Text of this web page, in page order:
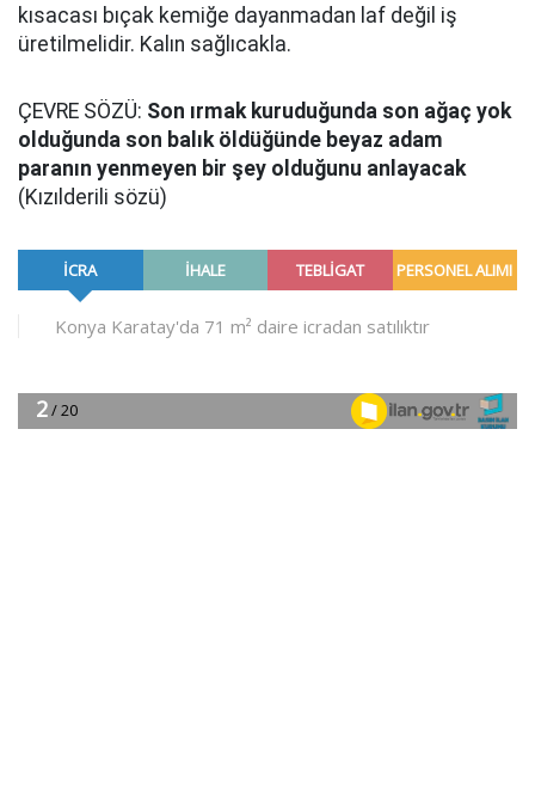
kısacası bıçak kemiğe dayanmadan laf değil iş
üretilmelidir. Kalın sağlıcakla.
ÇEVRE SÖZÜ: Son ırmak kuruduğunda son ağaç yok
olduğunda son balık öldüğünde beyaz adam
paranın yenmeyen bir şey olduğunu anlayacak
(Kızılderili sözü)